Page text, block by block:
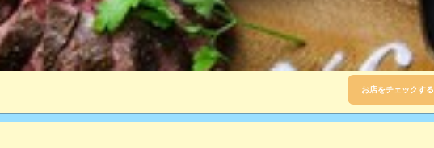
お店をチェックする